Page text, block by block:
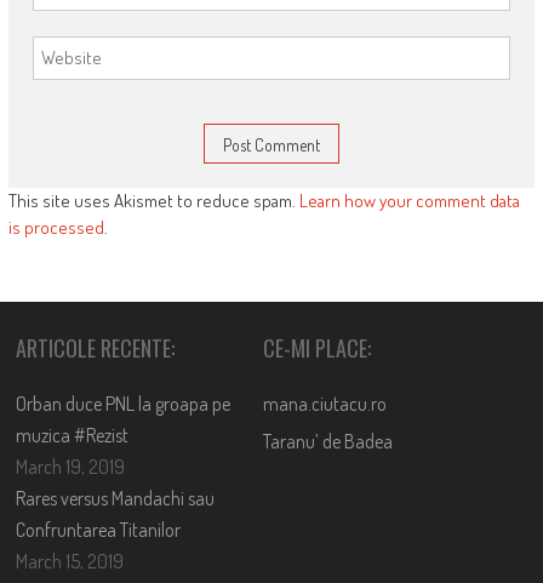
This site uses Akismet to reduce spam. Learn how your comment data
is processed
ARTICOLE RECENTE:
Orban duce PNL la groapa pe
muzica #Rezist
March 19, 2019
Rares versus Mandachi sau
Confruntarea Titanilor
March 15, 2019
CE-MI PLACE:
mana.ciutacu.ro
Taranu’ de Badea